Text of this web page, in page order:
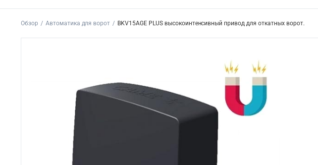
Обзор Автоматика для ворот BKV15AGE PLUS высокоинтенсивный привод для откатных ворот.